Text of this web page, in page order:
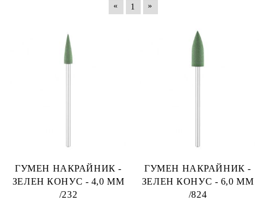
« 1 »
ГУМЕН НАКРАЙНИК -
ЗЕЛЕН КОНУС - 4,0 ММ
/232
ГУМЕН НАКРАЙНИК -
ЗЕЛЕН КОНУС - 6,0 ММ
/824